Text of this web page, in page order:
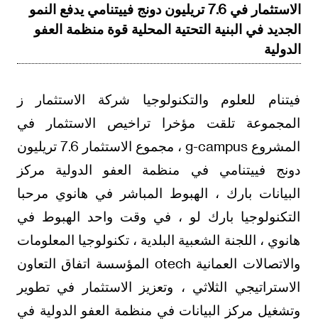
الاستثمار في 7.6 تريليون دونج فييتنامي يدفع النمو
الجديد في البنية التحتية المحلية قوة منظمة العفو
الدولية
فيتنام للعلوم والتكنولوجيا شركة الاستثمار ز
المجموعة تلقت مؤخرا تراخيص الاستثمار في
المشروع g-campus ، مجموع الاستثمار 7.6 تريليون
دونج فييتنامي في منظمة العفو الدولية مركز
البيانات بارك ، الهبوط المباشر في هانوي مرحبا
التكنولوجيا بارك لو ، في وقت واحد الهبوط في
هانوي ، اللجنة الشعبية البلدية ، تكنولوجيا المعلومات
والاتصالات العمانية otech المؤسسة اتفاق التعاون
الاستراتيجي الثلاثي ، وتعزيز الاستثمار في تطوير
وتشغيل مركز البيانات في منظمة العفو الدولية في